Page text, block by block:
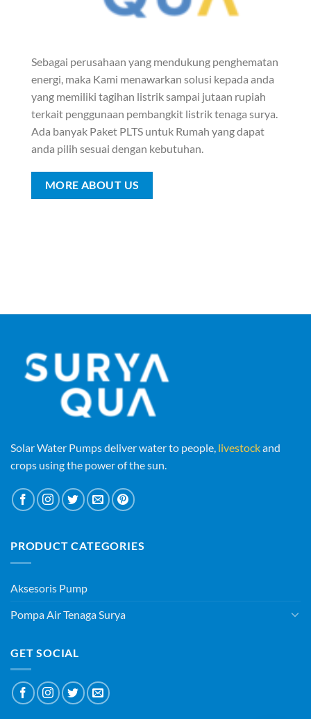
Sebagai perusahaan yang mendukung penghematan
energi, maka Kami menawarkan solusi kepada anda
yang memiliki tagihan listrik sampai jutaan rupiah
terkait penggunaan pembangkit listrik tenaga surya.
Ada banyak Paket PLTS untuk Rumah yang dapat
anda pilih sesuai dengan kebutuhan.
MORE ABOUT US
Solar Water Pumps deliver water to people, livestockand
crops using the power of the sun.
PRODUCT CATEGORIES
Aksesoris Pump
Pompa Air Tenaga Surya
GET SOCIAL